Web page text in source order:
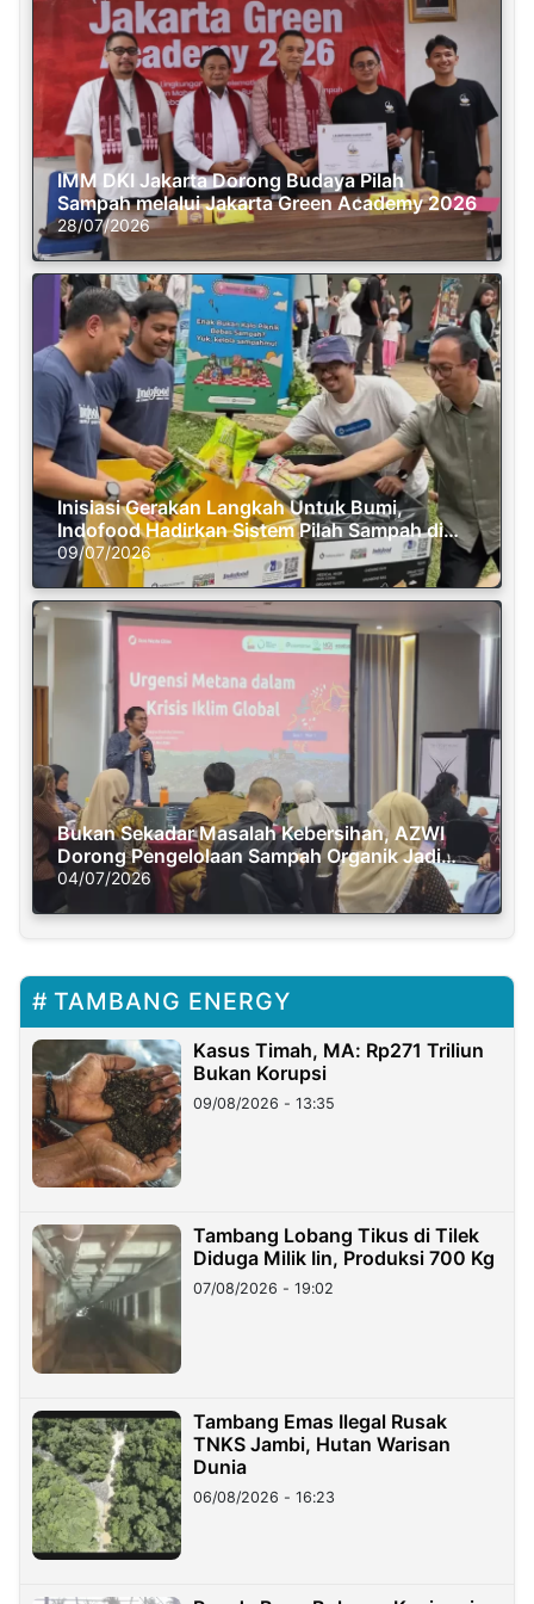
IMM DKI Jakarta Dorong Budaya Pilah
Sampah melalui Jakarta Green Academy 2026
28/07/2026
Inisiasi Gerakan Langkah Untuk Bumi,
Indofood Hadirkan Sistem Pilah Sampah di
Semasa Piknik
09/07/2026
Bukan Sekadar Masalah Kebersihan, AZWI
Dorong Pengelolaan Sampah Organik Jadi
Solusi Krisis Iklim
04/07/2026
TAMBANG ENERGY
Kasus Timah, MA: Rp271 Triliun
Bukan Korupsi
09/08/2026 - 13:35
Tambang Lobang Tikus di Tilek
Diduga Milik Iin, Produksi 700 Kg
07/08/2026 - 19:02
Tambang Emas Ilegal Rusak
TNKS Jambi, Hutan Warisan
Dunia
06/08/2026 - 16:23